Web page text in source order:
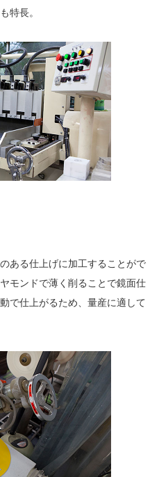
特長。
ある仕上げに加工することがで
モンドで薄く削ることで鏡面仕
で仕上がるため、量産に適して